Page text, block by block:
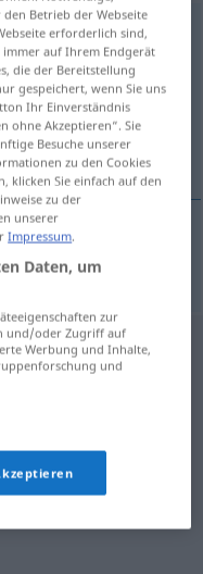
antippen)
Betrieb der Webseite
erforderlich sind,
auf Ihrem Endgerät
die der Bereitstellung
gespeichert, wenn Sie uns
Ihr Einverständnis
ohne Akzeptieren“. Sie
Besuche unserer
zu den Cookies
klicken Sie einfach auf den
zu der
unserer
Impressum.
Daten, um
zur
und/oder Zugriff auf
Werbung und Inhalte,
und